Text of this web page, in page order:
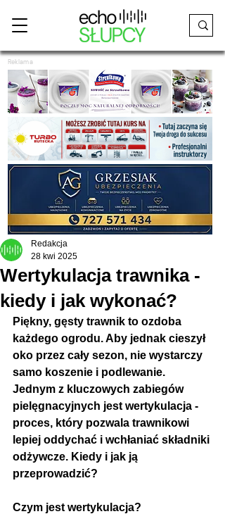
Reklama
Wertykulacja trawnika -
kiedy i jak wykonać?
Redakcja
28 kwi 2025
Piękny, gęsty trawnik to ozdoba
każdego ogrodu. Aby jednak cieszył
oko przez cały sezon, nie wystarczy
samo koszenie i podlewanie.
Jednym z kluczowych zabiegów
pielęgnacyjnych jest wertykulacja -
proces, który pozwala trawnikowi
lepiej oddychać i wchłaniać składniki
odżywcze. Kiedy i jak ją
przeprowadzić?
Czym jest wertykulacja?